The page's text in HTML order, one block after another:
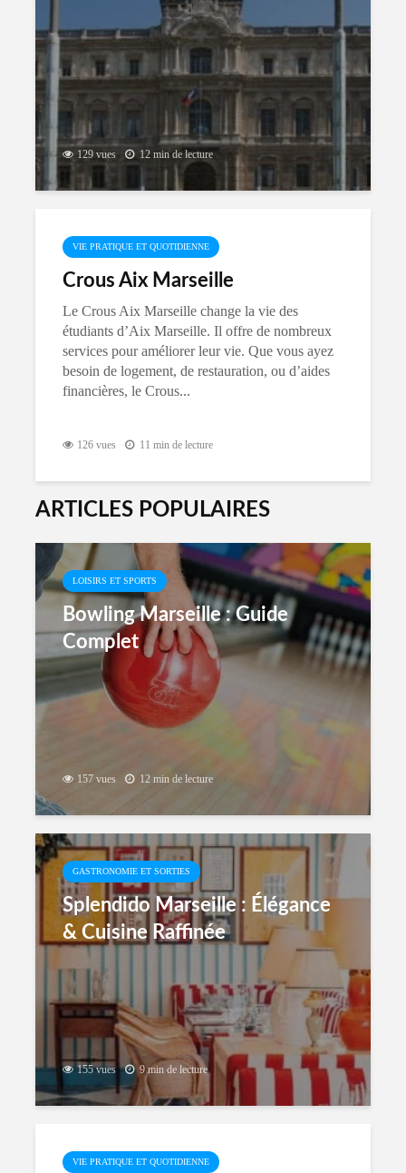
129 vues 12 min de lecture
VIE PRATIQUE ET QUOTIDIENNE
Crous Aix Marseille
Le Crous Aix Marseille change la vie des
étudiants d’Aix Marseille. Il offre de nombreux
services pour améliorer leur vie. Que vous ayez
besoin de logement, de restauration, ou d’aides
financières, le Crous...
126 vues 11 min de lecture
ARTICLES POPULAIRES
LOISIRS ET SPORTS
Bowling Marseille : Guide
Complet
157 vues 12 min de lecture
GASTRONOMIE ET SORTIES
Splendido Marseille : Élégance
& Cuisine Raffinée
155 vues 9 min de lecture
VIE PRATIQUE ET QUOTIDIENNE